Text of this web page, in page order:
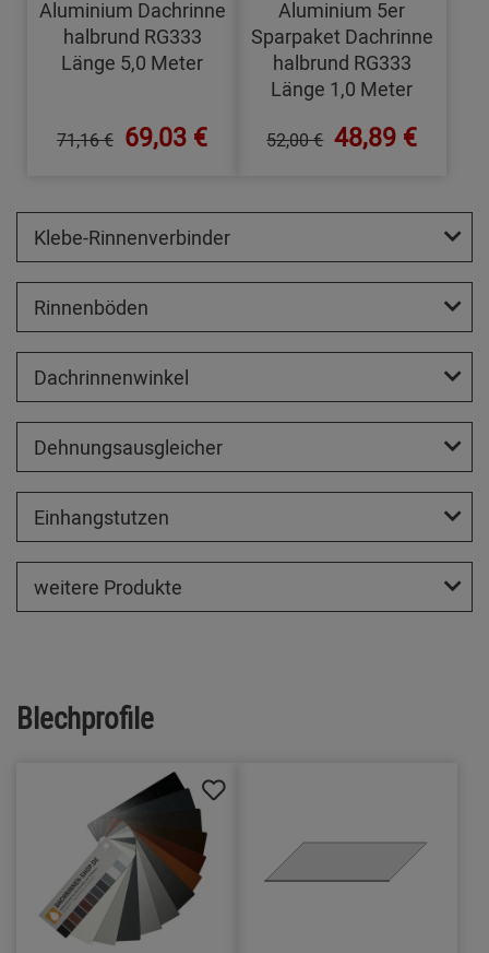
Aluminium Dachrinne
halbrund RG333
Länge 5,0 Meter
71,16 € 69,03 €
Aluminium 5er
Sparpaket Dachrinne
halbrund RG333
Länge 1,0 Meter
52,00 € 48,89 €
Klebe-Rinnenverbinder
Rinnenböden
Dachrinnenwinkel
Dehnungsausgleicher
Einhangstutzen
weitere Produkte
Blechprofile